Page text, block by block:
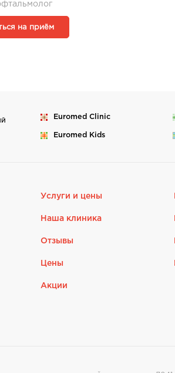
на приём
Euromed Clinic
Euromed Kids
Услуги и цены
Наша клиника
Отзывы
Цены
Акции